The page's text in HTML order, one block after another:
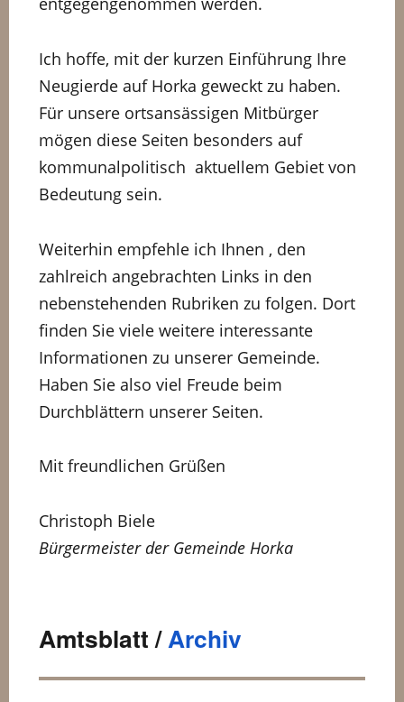
Ich hoffe, mit der kurzen Einführung Ihre
Neugierde auf Horka geweckt zu haben.
Für unsere ortsansässigen Mitbürger
mögen diese Seiten besonders auf
kommunalpolitisch aktuellem Gebiet von
Bedeutung sein.
Weiterhin empfehle ich Ihnen , den
zahlreich angebrachten Links in den
nebenstehenden Rubriken zu folgen. Dort
finden Sie viele weitere interessante
Informationen zu unserer Gemeinde.
Haben Sie also viel Freude beim
Durchblättern unserer Seiten.
Mit freundlichen Grüßen
Christoph Biele
Bürgermeister der Gemeinde Horka
Amtsblatt /Archiv